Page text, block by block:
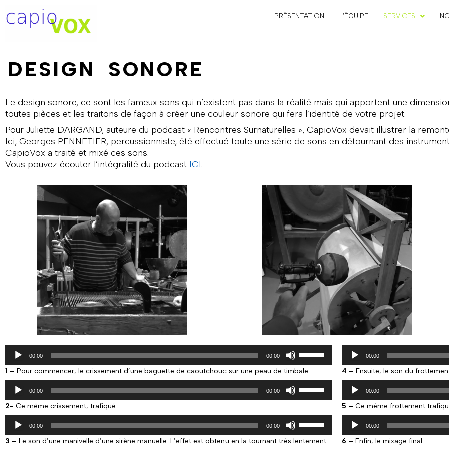
au
contenu
PRÉSENTATION L’ÉQUIPE SERVICES
DESIGN SONORE
Le design sonore, ce sont les fameux sons qui n’existent pas dans la réalité mais qui apportent une
toutes pièces et les traitons de façon à créer une couleur sonore qui fera l’identité de votre projet.
Pour Juliette DARGAND, auteure du podcast « Rencontres Surnaturelles », CapioVox devait illustrer la
Ici, Georges PENNETIER, percussionniste, été effectué toute une série de sons en détournant des
CapioVox a traité et mixé ces sons.
Vous pouvez écouter l’intégralité du podcast ICI.
Lecteur
audio
00:00 00:00
les
flèches
haut/bas
augmenter
ou
le
volume.
1 – Pour commencer, le crissement d’une baguette de caoutchouc sur une peau de timbale.
Lecteur
audio
00:00 00:00
les
flèches
augmenter
ou
2- Ce même crissement, trafiqué…
Lecteur
audio
00:00 00:00
les
flèches
haut/bas
3 – Le son d’une manivelle d’une sirène manuelle. L’effet est obtenu en la tournant très lentement.
Lecteur
audio
00:00
4 – Ensuite, le son du
Lecteur
audio
00:00
5 – Ce même frottement
Lecteur
audio
00:00
6 – Enfin, le mixage final.